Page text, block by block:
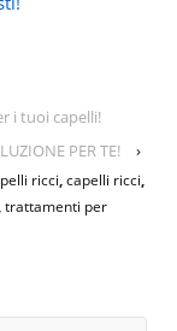
i tuoi capelli!
PER TE!
›
ricci,capelli ricci,
trattamenti per